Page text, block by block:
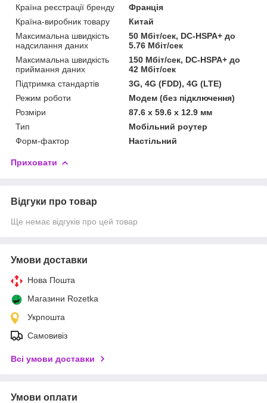
Країна реєстрації бренду
Франція
Країна-виробник товару
Китай
Максимальна швидкість
надсилання даних
50 Мбіт/сек, DC-HSPA+ до
5.76 Мбіт/сек
Максимальна швидкість
приймання даних
150 Мбіт/сек, DC-HSPA+ до
42 Мбіт/сек
Підтримка стандартів
3G, 4G (FDD), 4G (LTE)
Режим роботи
Модем (без підключення)
Розміри
87.6 х 59.6 х 12.9 мм
Тип
Мобільний роутер
Форм-фактор
Настільний
Приховати
Відгуки про товар
Ще немає відгуків про цей товар
Умови доставки
Нова Пошта
Магазини Rozetka
Укрпошта
Самовивіз
Всі умови доставки
Умови оплати